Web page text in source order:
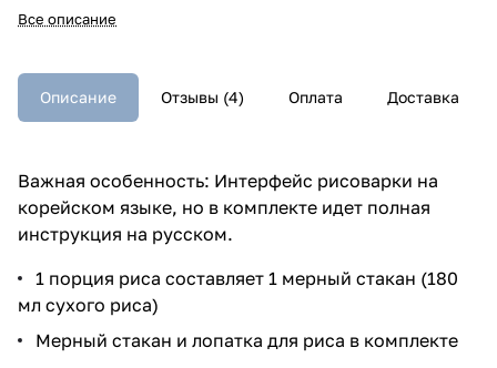
Все описание
Описание Отзывы (4) Оплата Доставка
Важная особенность: Интерфейс рисоварки на
корейском языке, но в комплекте идет полная
инструкция на русском.
1 порция риса составляет 1 мерный стакан (180
мл сухого риса)
Мерный стакан и лопатка для риса в комплекте